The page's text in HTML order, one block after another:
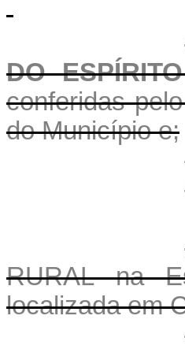
DO
conferidas
do Município e;
RURAL na
localizada em